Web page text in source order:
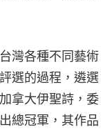
灣各種不同藝術
選的過程，遴選
拿大伊聖詩，委
總冠軍，其作品